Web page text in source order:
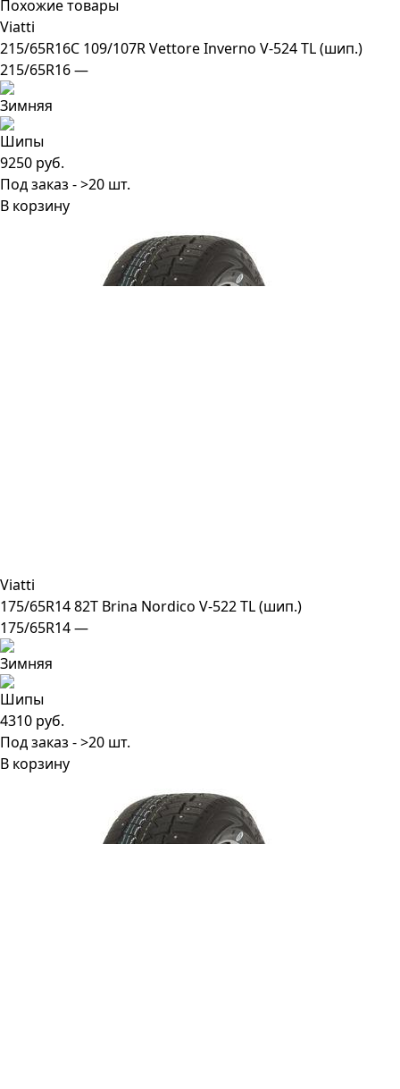
Похожие товары
Viatti
215/65R16C 109/107R Vettore Inverno V-524 TL (шип.)
215/65R16 —
9250 руб.
Под заказ - >20 шт.
В корзину
Viatti
175/65R14 82T Brina Nordico V-522 TL (шип.)
175/65R14 —
4310 руб.
Под заказ - >20 шт.
В корзину